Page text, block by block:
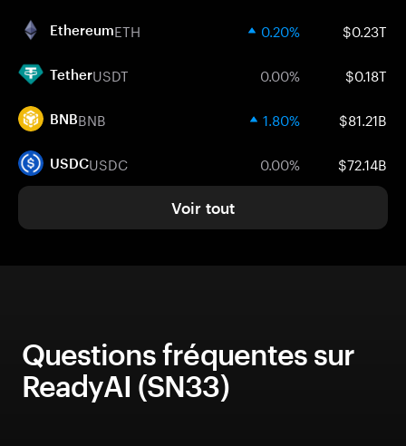
EthereumETH 0.20% $0.23T
TetherUSDT 0.00% $0.18T
BNBBNB 1.80% $81.21B
USDCUSDC 0.00% $72.14B
Voir tout
Questions fréquentes sur
ReadyAI (SN33)